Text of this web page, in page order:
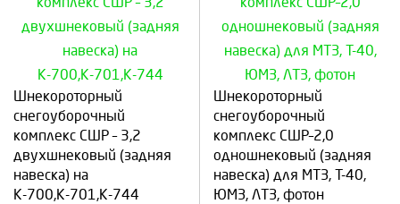
Шнекороторный
снегоуборочный
комплекс СШР – 3,2
двухшнековый (задняя
навеска) на
К-700,К-701,К-744
Выберите количество:
Продолжить Отмена
Шнекороторный
снегоуборочный
комплекс СШР–2,0
одношнековый (задняя
навеска) для МТЗ, Т-40,
ЮМЗ, ЛТЗ, фотон
Выберите количество:
Продолжить Отмена